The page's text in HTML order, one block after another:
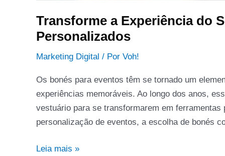
Transforme a Experiência do
Personalizados
Marketing Digital / Por Voh!
Os bonés para eventos têm se tornado um
experiências memoráveis. Ao longo dos anos,
vestuário para se transformarem em
personalização de eventos, a escolha de bonés
Leia mais »